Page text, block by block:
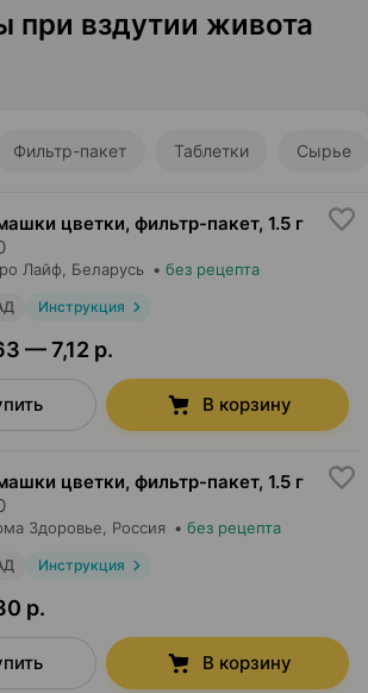
при вздутии живота
Фильтр-пакет Таблетки Сырье
цветки, фильтр-пакет, 1.5 г
Лайф , Беларусь • без рецепта
Инструкция
— 7,12 р.
В корзину
цветки, фильтр-пакет, 1.5 г
Здоровье , Россия • без рецепта
Инструкция
р.
В корзину